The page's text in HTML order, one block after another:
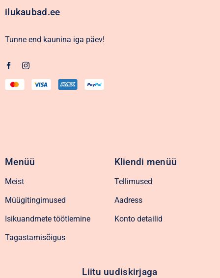
ilukaubad.ee
Tunne end kaunina iga päev!
Menüü
Meist
Müügitingimused
Isikuandmete töötlemine
Tagastamisõigus
Kliendi menüü
Tellimused
Aadress
Konto detailid
Liitu uudiskirjaga